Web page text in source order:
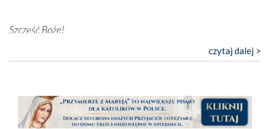
Nasza pielgrzymka nie byłaby tak bogata w duchową treść
Oprócz zapewnienia nam możliwości codziennego
pięknych pieśni.
Każdy z nas przywiózł Matce Bożej bagaż własnych
Szczęść Boże!
to pismo, które bardzo sobie cenię i szanuję. Redagujecie
nas prowadzi!
Barbara
czytaj dalej >